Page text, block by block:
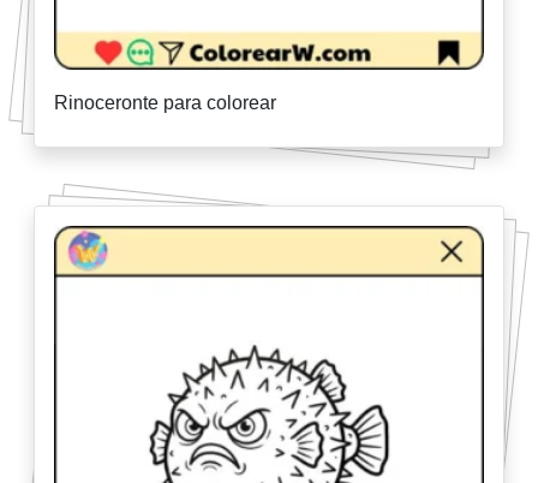
Rinoceronte para colorear